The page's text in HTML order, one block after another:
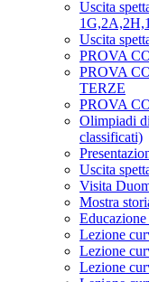
Uscita
Uscita
PROVA
PROVA
TERZE
PROVA
Olimpiadi
classificati)
Uscita
Visita
Mostra
Lezione
Lezione
Lezione